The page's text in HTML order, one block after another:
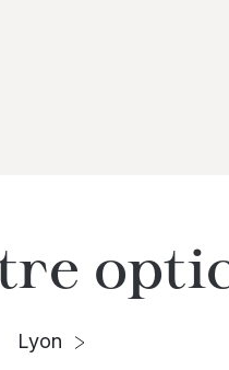
Lyon